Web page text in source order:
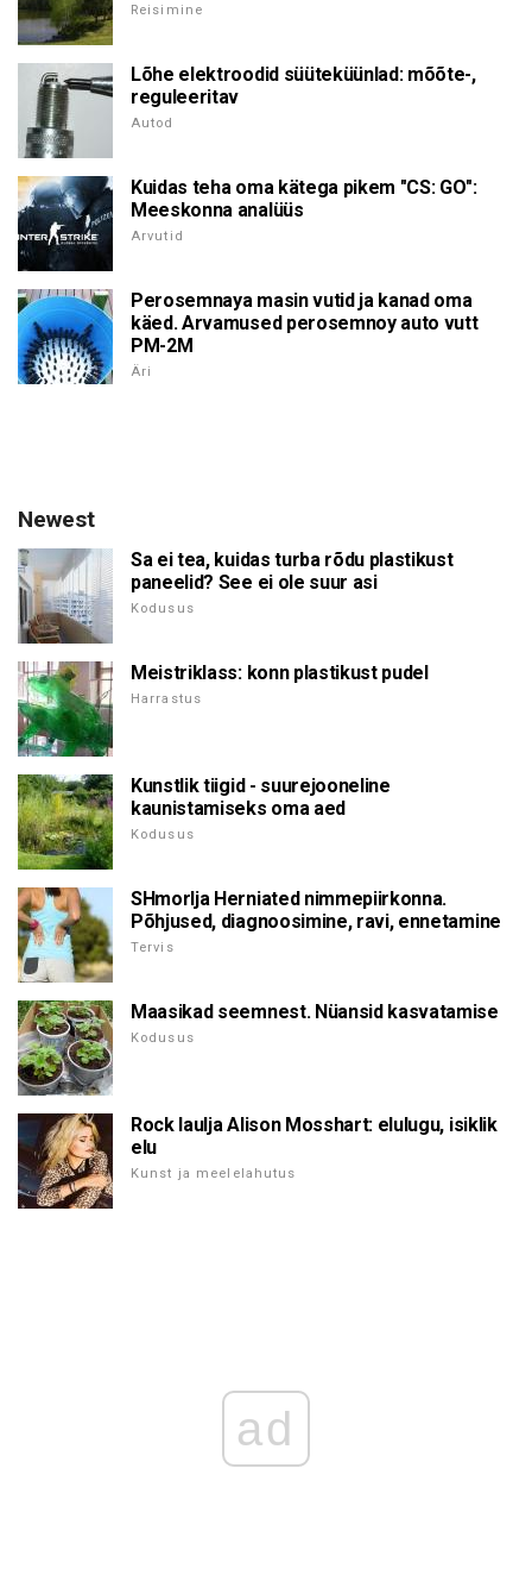
Reisimine
Lõhe elektroodid süüteküünlad: mõõte-,
reguleeritav
Autod
Kuidas teha oma kätega pikem "CS: GO":
Meeskonna analüüs
Arvutid
Perosemnaya masin vutid ja kanad oma
käed. Arvamused perosemnoy auto vutt
PM-2M
Äri
Newest
Sa ei tea, kuidas turba rõdu plastikust
paneelid? See ei ole suur asi
Kodusus
Meistriklass: konn plastikust pudel
Harrastus
Kunstlik tiigid - suurejooneline
kaunistamiseks oma aed
Kodusus
SHmorlja Herniated nimmepiirkonna.
Põhjused, diagnoosimine, ravi, ennetamine
Tervis
Maasikad seemnest. Nüansid kasvatamise
Kodusus
Rock laulja Alison Mosshart: elulugu, isiklik
elu
Kunst ja meelelahutus
ad